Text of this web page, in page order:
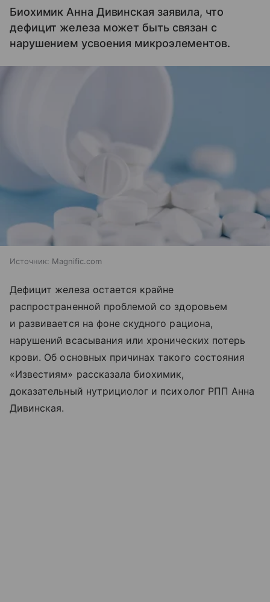
Биохимик Анна Дивинская заявила, что
дефицит железа может быть связан с
нарушением усвоения микроэлементов.
Источник: Magnific.com
Дефицит железа остается крайне
распространенной проблемой со здоровьем
и развивается на фоне скудного рациона,
нарушений всасывания или хронических потерь
крови. Об основных причинах такого состояния
«Известиям» рассказала биохимик,
доказательный нутрициолог и психолог РПП Анна
Дивинская.